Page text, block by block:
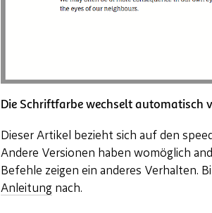
Die Schriftfarbe wechselt automatisch
Dieser Artikel bezieht sich auf den
Andere Versionen haben womöglich
Befehle zeigen ein anderes Verhalten.
Anleitung nach.